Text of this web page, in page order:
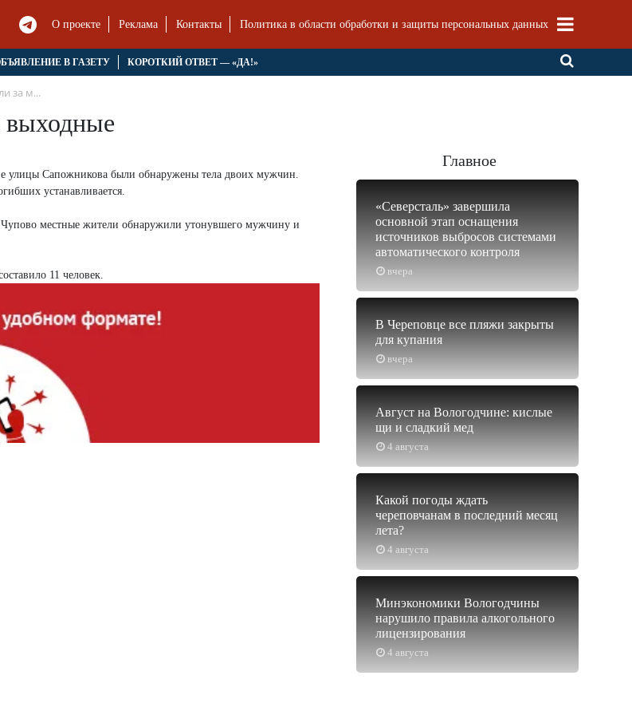
О проекте Реклама Контакты Политика в области обработки и защиты персональных данных
В ГАЗЕТУ КОРОТКИЙ ОТВЕТ — «ДА!»
за м...
выходные
улицы Сапожникова были обнаружены тела двоих мужчин.
устанавливается.
местные жители обнаружили утонувшего мужчину и
11 человек.
Главное
вчера
«Северсталь» завершила
основной этап оснащения
источников выбросов системами
автоматического контроля
вчера
В Череповце все пляжи закрыты
для купания
4 августа
Август на Вологодчине: кислые
щи и сладкий мед
4 августа
Какой погоды ждать
череповчанам в последний месяц
лета?
4 августа
Минэкономики Вологодчины
нарушило правила алкогольного
лицензирования